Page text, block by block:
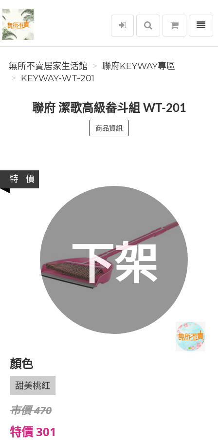
無所不賣居家生活館
選單
無所不賣居家生活館
聯府KEYWAY專區
KEYWAY-WT-201
聯府 潔歌高級畚斗組 WT-201
商品資訊
下架
特 價
顏色
甜美桃紅
市價 470
特價 301